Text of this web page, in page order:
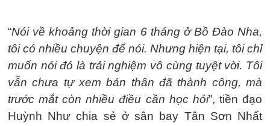
“Nói về khoảng thời gian 6 tháng ở Bồ Đào Nha,
tôi có nhiều chuyện để nói. Nhưng hiện tại, tôi chỉ
muốn nói đó là trải nghiệm vô cùng tuyệt vời. Tôi
vẫn chưa tự xem bản thân đã thành công, mà
trước mắt còn nhiều điều cần học hỏi”, tiền đạo
Huỳnh Như chia sẻ ở sân bay Tân Sơn Nhất